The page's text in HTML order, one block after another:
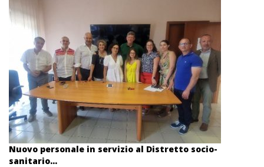
Nuovo personale in servizio al Distretto socio-
sanitario...